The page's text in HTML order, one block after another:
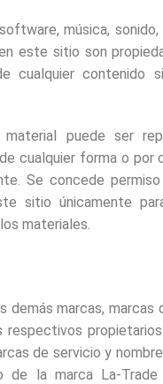
música,
este sitio son
cualquier contenido
puede ser
cualquier forma o por
Se concede permiso
sitio únicamente
materiales.
demás marcas, marcas
de servicio y
de la marca La-